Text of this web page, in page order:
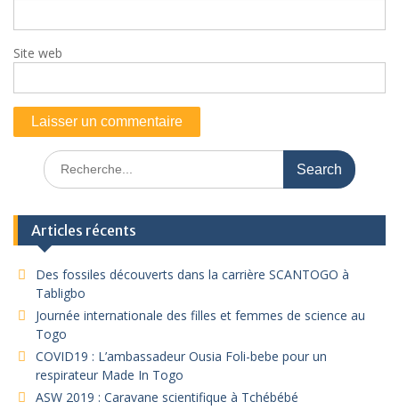
Site web
Search
for:
Articles récents
Des fossiles découverts dans la carrière SCANTOGO à
Tabligbo
Journée internationale des filles et femmes de science au
Togo
COVID19 : L’ambassadeur Ousia Foli-bebe pour un
respirateur Made In Togo
ASW 2019 : Caravane scientifique à Tchébébé